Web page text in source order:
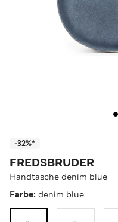
-32%*
FREDSBRUDER
Handtasche denim blue
Farbe: denim blue